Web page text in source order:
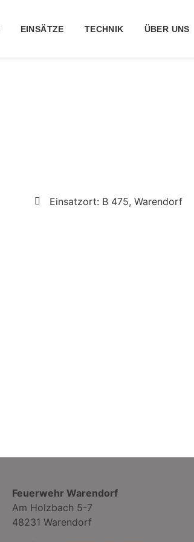
EINSÄTZE TECHNIK ÜBER UNS
Einsatzort: B 475, Warendorf
Feuerwehr Warendorf
Am Holzbach 5-7
48231 Warendorf